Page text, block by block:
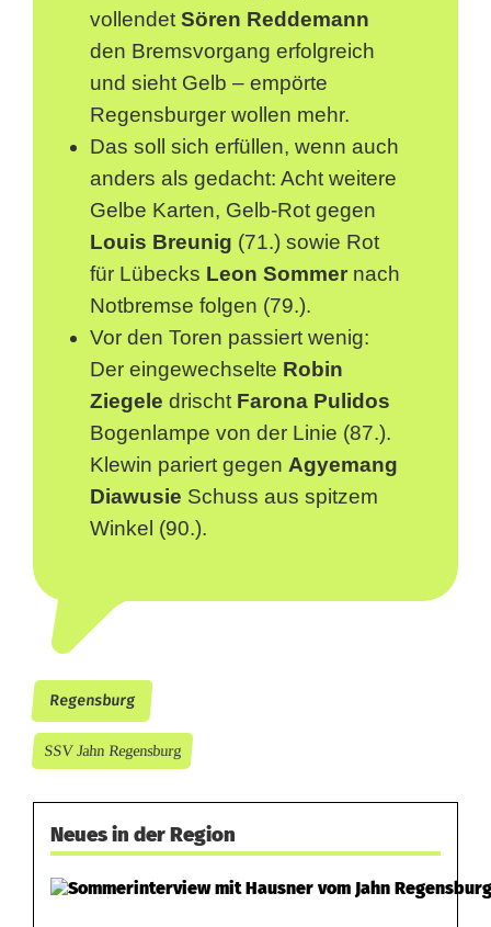
vollendet Sören Reddemann
den Bremsvorgang erfolgreich
und sieht Gelb – empörte
Regensburger wollen mehr.
Das soll sich erfüllen, wenn auch
anders als gedacht: Acht weitere
Gelbe Karten, Gelb-Rot gegen
Louis Breunig (71.) sowie Rot
für Lübecks Leon Sommer nach
Notbremse folgen (79.).
Vor den Toren passiert wenig:
Der eingewechselte Robin
Ziegele drischt Farona Pulidos
Bogenlampe von der Linie (87.).
Klewin pariert gegen Agyemang
Diawusie Schuss aus spitzem
Winkel (90.).
Regensburg
SSV Jahn Regensburg
Neues in der Region